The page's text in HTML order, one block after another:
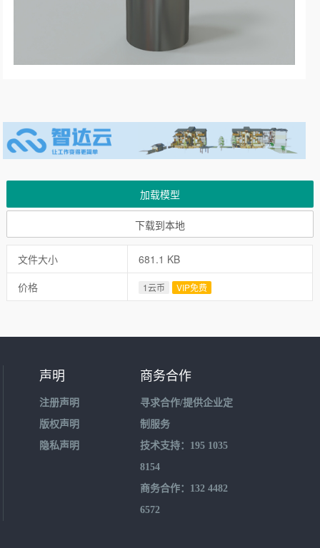
加载模型
下载到本地
文件大小
681.1 KB
价格
1云币 VIP免费
声明
注册声明
版权声明
隐私声明
商务合作
寻求合作/提供企业定
制服务
技术支持：195 1035
8154
商务合作：132 4482
6572